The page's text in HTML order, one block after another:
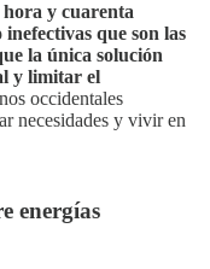
hora y cuarenta
que son las
la única solución
y limitar el
occidentales
necesidades y vivir en
energías